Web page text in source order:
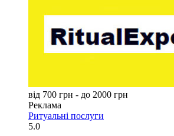
від 700 грн - до 2000 грн
Реклама
Ритуальні послуги
5.0